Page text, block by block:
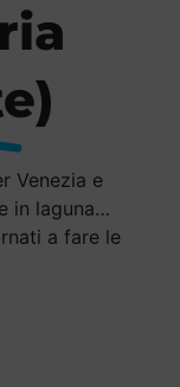
Venezia e
in laguna…
a fare le